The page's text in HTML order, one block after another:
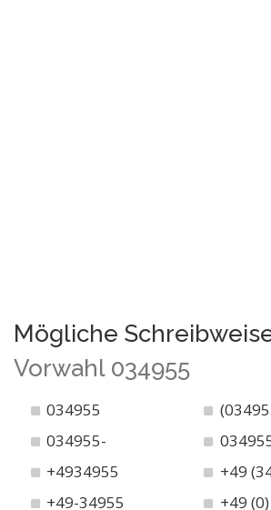
Mögliche
Vorwahl 034955
034955
034955-
+4934955
+49
+49-34955
+49